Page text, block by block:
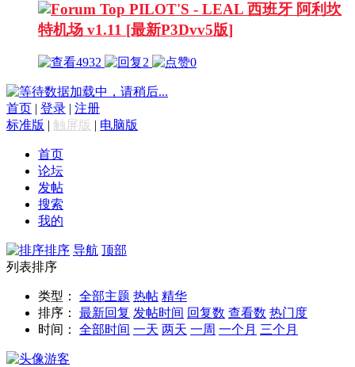
PILOT'S - LEAL 西班牙 阿利坎
特机场 v1.11 [最新P3Dvv5版]
4932 2 0
数据加载中，请稍后...
首页
登录
注册
标准版
触屏版 电脑版
首页
论坛
发帖
搜索
我的
排序 导航 顶部
列表排序
类型： 全部主题 热帖 精华
排序：
最新回复 发帖时间 回复数 查看数 热门度
时间：
全部时间 一天 两天 一周 一个月 三个月
游客